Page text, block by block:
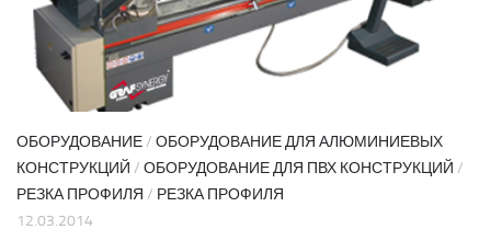
ОБОРУДОВАНИЕ/ ОБОРУДОВАНИЕ ДЛЯ АЛЮМИНИЕВЫХ
КОНСТРУКЦИЙ / ОБОРУДОВАНИЕ ДЛЯ ПВХ КОНСТРУКЦИЙ /
РЕЗКА ПРОФИЛЯ / РЕЗКА ПРОФИЛЯ
12.03.2014